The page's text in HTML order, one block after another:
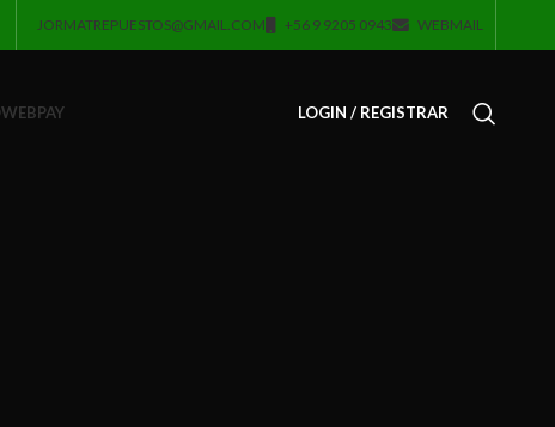
JORMATREPUESTOS@GMAIL.COM +56 9 9205 0943 WEBMAIL
WEBPAY LOGIN / REGISTRAR